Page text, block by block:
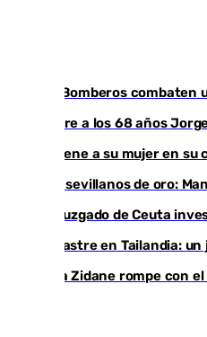
Los Bomberos
Muere a los 68 años
Retiene a su mujer en
Dos sevillanos de oro:
Un juzgado de Ceuta
Desastre en Tailandia:
Luca Zidane rompe con